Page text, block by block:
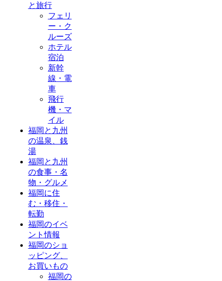
と旅行
フェリ
ー・ク
ルーズ
ホテル
宿泊
新幹
線・電
車
飛行
機・マ
イル
福岡と九州
の温泉、銭
湯
福岡と九州
の食事・名
物・グルメ
福岡に住
む・移住・
転勤
福岡のイベ
ント情報
福岡のショ
ッピング、
お買いもの
福岡の